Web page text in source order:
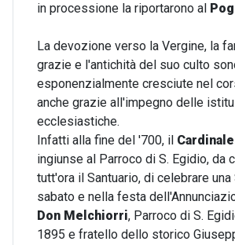
in processione la riportarono al
La devozione verso la Vergine, la
grazie e l'antichità del suo culto
esponenzialmente cresciute nel
anche grazie all'impegno delle
ecclesiastiche.
Infatti alla fine del '700, il
ingiunse al Parroco di S. Egidio, da
tutt'ora il Santuario, di celebrare
sabato e nella festa
Don Melchiorri, Parroco di S.
1895 e fratello dello storico